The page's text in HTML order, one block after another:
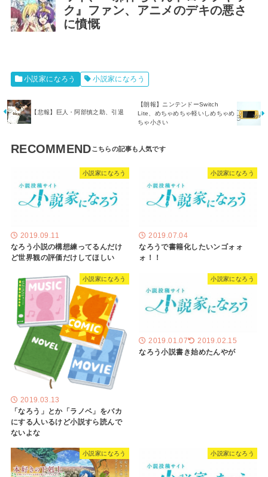
ク』ファン、アニメのデキの悪さ
に憤慨
小説家になろう 小説家になろう
【悲報】巨人・阿部慎之助、引退
【朗報】ニンテンドーSwitch
Lite、めちゃめちゃ軽いしめちゃめ
ちゃ小さい
RECOMMEND
小説家になろう
2019.09.11
なろう小説の構想練ってるんだけ
ど世界観の評価だけしてほしい
小説家になろう
2019.07.04
なろうで書籍化したいンゴォォ
ォ！！
小説家になろう
2019.03.13
「なろう」とか「ラノベ」をバカ
にする人いるけど小説すら読んで
ないよな
小説家になろう
2019.01.07 2019.02.15
なろう小説書き始めたんやが
小説家になろう 小説家になろう